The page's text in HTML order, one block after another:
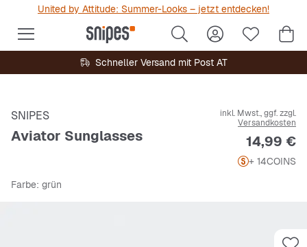
United by Attitude: Summer-Looks – jetzt entdecken!
Schneller Versand mit Post AT
SNIPES
Aviator Sunglasses
inkl. Mwst., ggf. zzgl.
Versandkosten
Preis
14,99 €
+ 14COINS
Farbe: grün